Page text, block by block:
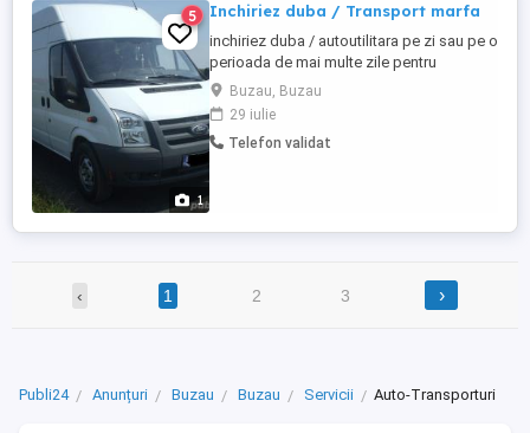
1
5 Inchiriez duba / Transport marfa
inchiriez duba / autoutilitara pe zi sau pe o
perioada de mai multe zile pentru
transport intern si international. Capacitate
3.5 tone, , 3 locuri, necesita doar categoria
B . Ford Transit, masina este pusa la
punct din orice punct de vedere, nu
Buzau, Buzau
29 iulie
Telefon validat
‹ 1 2 3 ›
Publi24 Anunțuri Buzau Buzau Servicii Auto-Transporturi